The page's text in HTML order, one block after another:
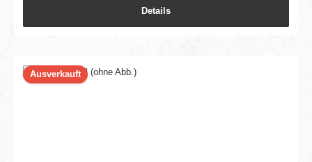
Details
Ausverkauft